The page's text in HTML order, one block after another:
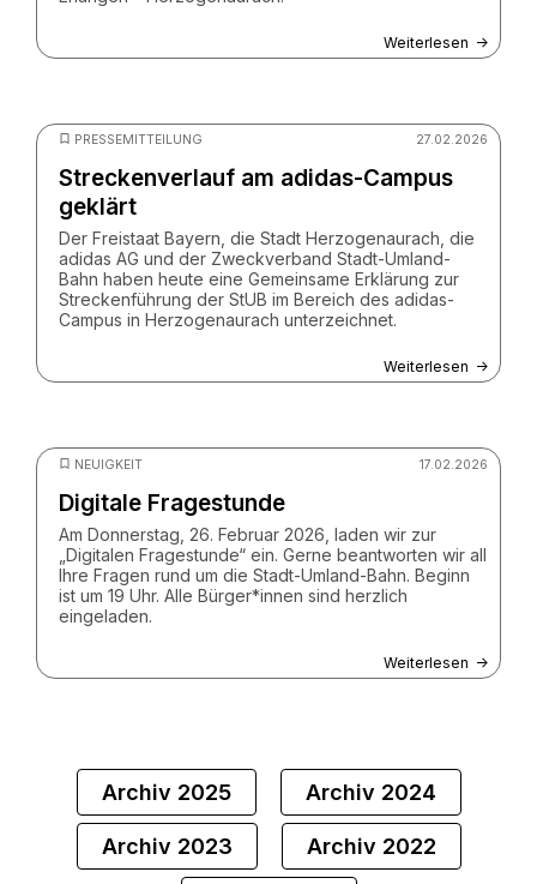
Weiterlesen
PRESSEMITTEILUNG 27.02.2026
Streckenverlauf am adidas-Campus
geklärt
Der Freistaat Bayern, die Stadt Herzogenaurach, die
adidas AG und der Zweckverband Stadt-Umland-
Bahn haben heute eine Gemeinsame Erklärung zur
Streckenführung der StUB im Bereich des adidas-
Campus in Herzogenaurach unterzeichnet.
Weiterlesen
NEUIGKEIT 17.02.2026
Digitale Fragestunde
Am Donnerstag, 26. Februar 2026, laden wir zur
„Digitalen Fragestunde“ ein. Gerne beantworten wir all
Ihre Fragen rund um die Stadt-Umland-Bahn. Beginn
ist um 19 Uhr. Alle Bürger*innen sind herzlich
eingeladen.
Weiterlesen
Archiv 2025 Archiv 2024
Archiv 2023 Archiv 2022